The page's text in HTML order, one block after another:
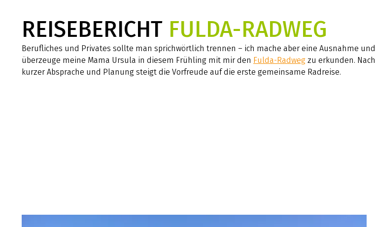
REISEBERICHT FULDA-RADWEG
Berufliches und Privates sollte man sprichwörtlich trennen – ich mache aber eine Ausnahme und
überzeuge meine Mama Ursula in diesem Frühling mit mir den Fulda-Radweg zu erkunden. Nach
kurzer Absprache und Planung steigt die Vorfreude auf die erste gemeinsame Radreise.